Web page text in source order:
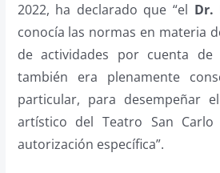
2022, ha declarado que “el Dr.
conocía las normas en materia
de actividades por cuenta
también era plenamente
particular, para desempeñar
artístico del Teatro San
autorización específica”.